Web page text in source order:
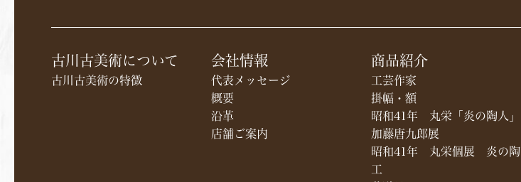
古川古美術について
古川古美術の特徴
会社情報
代表メッセージ
概要
沿革
店舗ご案内
商品紹介
工芸作家
掛幅・額
昭和41年 丸栄「炎の陶人」
加藤唐九郎展
昭和41年 丸栄個展 炎の陶
工